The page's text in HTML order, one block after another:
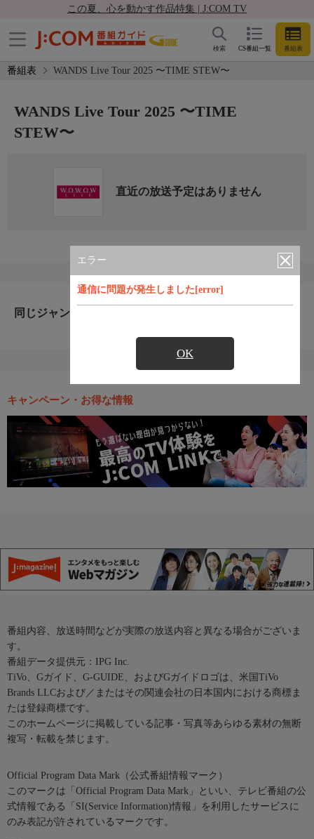
この夏、心を動かす作品特集 | J:COM TV
CS番組一覧 番組表
検索
番組表 WANDS Live Tour 2025 〜TIME STEW〜
エラー
通信に問題が発生しました[error]
OK
WANDS Live Tour 2025 〜TIME
STEW〜
直近の放送予定はありません
同じジャンルのおすすめ番組
キャンペーン・お得な情報
番組内容、放送時間などが実際の放送内容と異なる場合がございま
す。
番組データ提供元：IPG Inc.
TiVo、Gガイド、G-GUIDE、およびGガイドロゴは、米国TiVo
Brands LLCおよび／またはその関連会社の日本国内における商標ま
たは登録商標です。
このホームページに掲載している記事・写真等あらゆる素材の無断
複写・転載を禁じます。
Official Program Data Mark（公式番組情報マーク）
このマークは「Official Program Data Mark」といい、テレビ番組の公
式情報である「SI(Service Information)情報」を利用したサービスに
のみ表記が許されているマークです。